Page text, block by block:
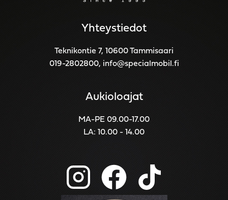
Yhteystiedot
Teknikontie 7, 10600 Tammisaari
019-2802800, info@specialmobil.fi
Aukioloajat
MA-PE 09.00-17.00
LA: 10.00 - 14.00